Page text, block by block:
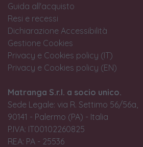
Guida all'acquisto
Resi e recessi
Dichiarazione Accessibilità
Gestione Cookies
Privacy e Cookies policy (IT)
Privacy e Cookies policy (EN)
Matranga S.r.l. a socio unico.
Sede Legale: via R. Settimo 56/56a,
90141 - Palermo (PA) - Italia
P.IVA: IT00102260825
REA: PA - 25536